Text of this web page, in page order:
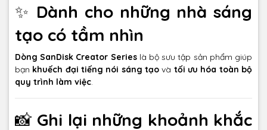
✨ Dành cho những nhà sáng
tạo có tầm nhìn
Dòng SanDisk Creator Serieslà bộ sưu tập sản phẩm giúp
bạn khuếch đại tiếng nói sáng tạo và tối ưu hóa toàn bộ
quy trình làm việc.
📸 Ghi lại những khoảnh khắc